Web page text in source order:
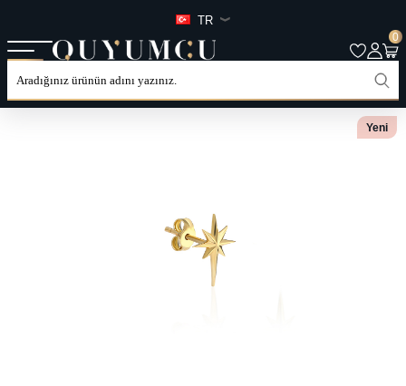
TR
0
ANASAYFATÜM ÜRÜNLERKATEGORILER
Yeni